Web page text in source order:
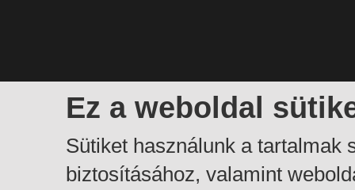
Ez a weboldal
Sütiket használunk a tartalmak
biztosításához, valamint